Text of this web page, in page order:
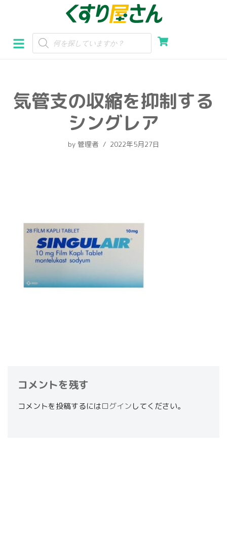
ン
テ
ス
キ気管支の収縮を抑制する
シングレア
by 管理者 2022年5月27日
コメントを残す
コメントを投稿するにはログインしてください。